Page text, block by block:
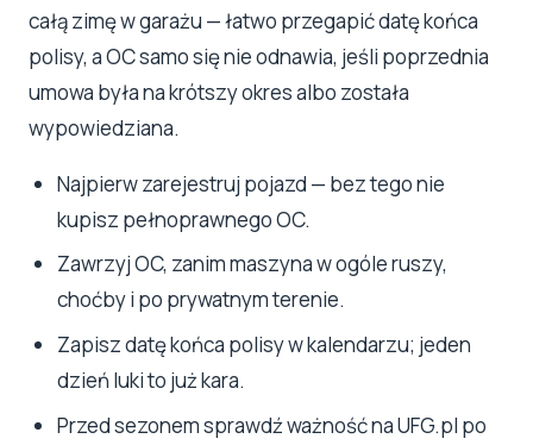
całą zimę w garażu — łatwo przegapić datę końca
polisy, a OC samo się nie odnawia, jeśli poprzednia
umowa była na krótszy okres albo została
wypowiedziana.
Najpierw zarejestruj pojazd — bez tego nie
kupisz pełnoprawnego OC.
Zawrzyj OC, zanim maszyna w ogóle ruszy,
choćby i po prywatnym terenie.
Zapisz datę końca polisy w kalendarzu; jeden
dzień luki to już kara.
Przed sezonem sprawdź ważność na UFG.pl po